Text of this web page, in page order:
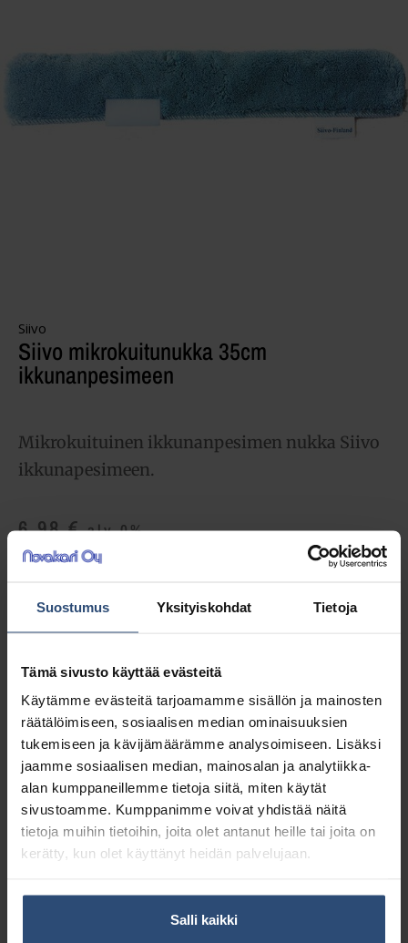
Suostumus Yksityiskohdat Tietoja
Tämä sivusto käyttää evästeitä
Käytämme evästeitä tarjoamamme sisällön ja mainosten
räätälöimiseen, sosiaalisen median ominaisuuksien
tukemiseen ja kävijämäärämme analysoimiseen. Lisäksi
jaamme sosiaalisen median, mainosalan ja analytiikka-
alan kumppaneillemme tietoja siitä, miten käytät
sivustoamme. Kumppanimme voivat yhdistää näitä
tietoja muihin tietoihin, joita olet antanut heille tai joita on
kerätty, kun olet käyttänyt heidän palvelujaan.
Salli kaikki
Siivo
Siivo mikrokuitunukka 35cm
ikkunanpesimeen
Mikrokuituinen ikkunanpesimen nukka Siivo
ikkunapesimeen.
6,98€ alv 0%
(8,76€ sis. alv 25.5%)
LISÄÄ OSTOSKORIIN
Tuotetunnus (SKU):7225038
Osasto:Ikkunanpesimet
Lisätiedot
Paino 0,2 kg (kilogramma)